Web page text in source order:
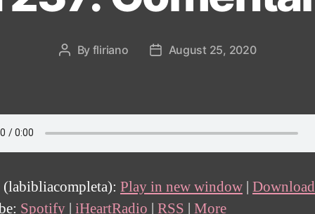
Post
By fliriano
PostAugust 25, 2020
(labibliacompleta): Play in new window | Download
Spotify | iHeartRadio | RSS | More